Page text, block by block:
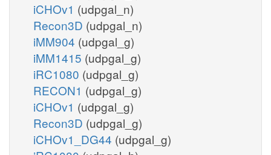
iCHOv1 (udpgal_n)
Recon3D (udpgal_n)
iMM904 (udpgal_g)
iMM1415 (udpgal_g)
iRC1080 (udpgal_g)
RECON1 (udpgal_g)
iCHOv1 (udpgal_g)
Recon3D (udpgal_g)
iCHOv1_DG44 (udpgal_g)